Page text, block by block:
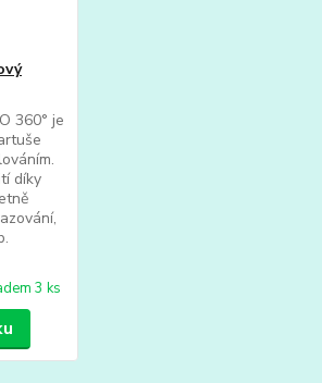
360° je
díky
3 ks